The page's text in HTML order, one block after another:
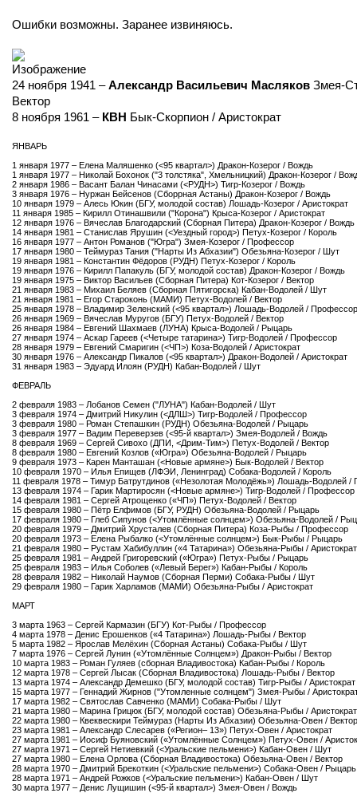
Ошибки возможны. Заранее извиняюсь.
24 ноября 1941 –Александр Васильевич Масляков Змея-
Вектор
8 ноября 1961 – КВН Бык-Скорпион / Аристократ
ЯНВАРЬ
1 января 1977 – Елена Маляшенко (<95 квартал>) Дракон-Козерог / Вождь
1 января 1977 – Николай Бохонок ("3 толстяка", Хмельницкий) Дракон-Козерог /
2 января 1986 – Васант Балан Чинасами (<РУДН>) Тигр-Козерог / Вождь
3 января 1976 – Нуржан Бейсенов (Сборрная Астаны) Дракон-Козерог / Вождь
10 января 1979 – Алесь Юкин (БГУ, молодой состав) Лошадь-Козерог / Аристократ
11 января 1985 – Кирилл Отинашвили ("Корона") Крыса-Козерог / Аристократ
12 января 1976 – Вячеслав Благодарский (Сборная Питера) Дракон-Козерог / Вождь
14 января 1981 – Станислав Ярушин (<Уездный город>) Петух-Козерог / Король
16 января 1977 – Антон Романов ("Югра") Змея-Козерог / Профессор
17 января 1980 – Теймураз Тания ("Нарты Из Абхазии") Обезьяна-Козерог / Шут
19 января 1981 – Константин Фёдоров (РУДН) Петух-Козерог / Король
19 января 1976 – Кирилл Папакуль (БГУ, молодой состав) Дракон-Козерог / Вождь
19 января 1975 – Виктор Васильев (Сборная Питера) Кот-Козерог / Вектор
21 января 1983 – Михаил Беляев (Сборная Пятигорска) Кабан-Водолей / Шут
21 января 1981 – Егор Староконь (МАМИ) Петух-Водолей / Вектор
25 января 1978 – Владимир Зеленский (<95 квартал>) Лошадь-Водолей / Профессор
26 января 1969 – Вячеслав Муругов (БГУ) Петух-Водолей / Вектор
26 января 1984 – Евгений Шахмаев (ЛУНА) Крыса-Водолей / Рыцарь
27 января 1974 – Аскар Гареев (<Четыре татарина>) Тигр-Водолей / Профессор
28 января 1979 – Евгений Смаригин (<ЧП>) Коза-Водолей / Аристократ
30 января 1976 – Александр Пикалов (<95 квартал>) Дракон-Водолей / Аристократ
31 января 1983 – Эдуард Илоян (РУДН) Кабан-Водолей / Шут
ФЕВРАЛЬ
2 февраля 1983 – Лобанов Семен ("ЛУНА") Кабан-Водолей / Шут
3 февраля 1974 – Дмитрий Никулин (<ДЛШ>) Тигр-Водолей / Профессор
3 февраля 1980 – Роман Степашкин (РУДН) Обезьяна-Водолей / Рыцарь
3 февраля 1977 – Вадим Переверзев (<95-й квартал>) Змея-Водолей / Вождь
8 февраля 1969 – Сергей Сивохо (ДПИ, <Дрим-Тим>) Петух-Водолей / Вектор
8 февраля 1980 – Евгений Козлов («Югра») Обезьяна-Водолей / Рыцарь
9 февраля 1973 – Карен Манташан (<Новые армяне>) Бык-Водолей / Вектор
10 февраля 1970 – Илья Епищев (ЛФЭИ, Ленинград) Собака-Водолей / Король
11 февраля 1978 – Тимур Батрутдинов («Незолотая Молодёжь») Лошадь-Водолей /
13 февраля 1974 – Гарик Мартиросян (<Новые армяне>) Тигр-Водолей / Профессор
14 февраля 1981 – Сергей Атрощенко («ЧП») Петух-Водолей / Вектор
15 февраля 1980 – Пётр Елфимов (БГУ, РУДН) Обезьяна-Водолей / Рыцарь
17 февраля 1980 – Глеб Сипунов (<Утомлённые солнцем>) Обезьяна-Водолей /
20 февраля 1979 – Дмитрий Хрусталев (Сборная Питера) Коза-Рыбы / Профессор
20 февраля 1973 – Елена Рыбалко (<Утомлённые солнцем>) Бык-Рыбы / Рыцарь
21 февраля 1980 – Рустам Хабибуллин («4 Татарина») Обезьяна-Рыбы / Аристократ
25 февраля 1981 – Андрей Григоревский («Югра») Петух-Рыбы / Рыцарь
25 февраля 1983 – Илья Соболев («Левый Берег») Кабан-Рыбы / Король
28 февраля 1982 – Николай Наумов (Сборная Перми) Собака-Рыбы / Шут
29 февраля 1980 – Гарик Харламов (МАМИ) Обезьяна-Рыбы / Аристократ
МАРТ
3 марта 1963 – Сергей Кармазин (БГУ) Кот-Рыбы / Профессор
4 марта 1978 – Денис Ерошенков («4 Татарина») Лошадь-Рыбы / Вектор
5 марта 1982 – Ярослав Мелёхин (Сборная Астаны) Собака-Рыбы / Шут
7 марта 1976 – Сергей Лунин («Утомлённые Солнцем») Дракон-Рыбы / Вектор
10 марта 1983 – Роман Гуляев (сборная Владивостока) Кабан-Рыбы / Король
12 марта 1978 – Сергей Лысак (Сборная Владивостока) Лошадь-Рыбы / Вектор
13 марта 1974 – Александр Демешко (БГУ, молодой состав) Тигр-Рыбы / Аристократ
15 марта 1977 – Геннадий Жирнов ("Утомленные солнцем") Змея-Рыбы /
17 марта 1982 – Святослав Савченко (МАМИ) Собака-Рыбы / Шут
21 марта 1980 – Марина Грицюк (БГУ, молодой состав) Обезьяна-Рыбы / Аристократ
22 марта 1980 – Квеквескири Теймураз (Нарты Из Абхазии) Обезьяна-Овен /
23 марта 1981 – Александр Слесарев («Регион– 13») Петух-Овен / Аристократ
27 марта 1981 – Иосиф Буяновский («Утомлённые Солнцем») Петух-Овен /
27 марта 1971 – Сергей Нетиевкий (<Уральские пельмени>) Кабан-Овен / Шут
27 марта 1980 – Елена Орлова (Сборная Владивостока) Обезьяна-Овен / Вектор
28 марта 1970 – Дмитрий Брекоткин (<Уральские пельмени>) Собака-Овен / Рыцарь
28 марта 1971 – Андрей Рожков (<Уральские пельмени>) Кабан-Овен / Шут
30 марта 1977 – Денис Лущишин (<95-й квартал>) Змея-Овен / Вождь